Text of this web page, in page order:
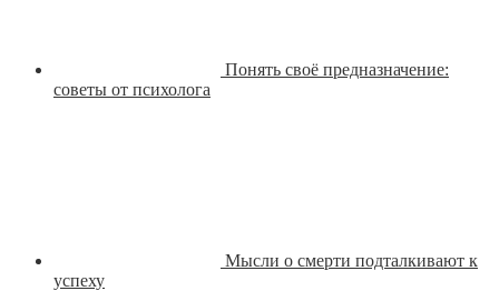
Понять своё предназначение:
советы от психолога
Мысли о смерти подталкивают к
успеху